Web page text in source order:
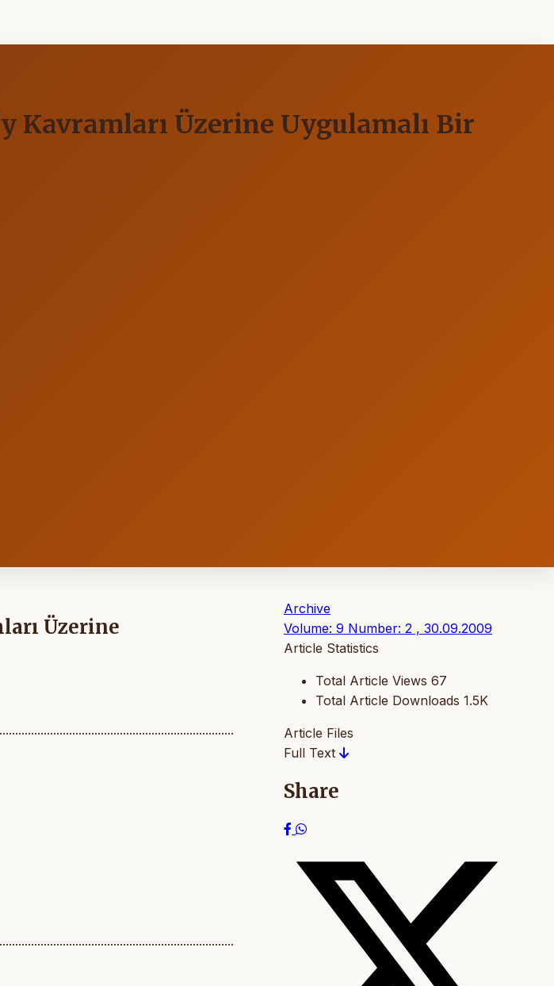
Kavramları Üzerine Uygulamalı Bir
Üzerine
Archive
Volume: 9 Number: 2 , 30.09.2009
Article Statistics
Total Article Views 67
Total Article Downloads 1.5K
Article Files
Full Text
Share